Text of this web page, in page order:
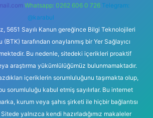
Whatsapp: 0262 606 0 726 Telegram:
@karabul
5651 Sayılı Kanun gereğince Bilgi Teknolojileri
tarafından onaylanmış bir Yer Sağlayıcı
Bu nedenle, sitedeki içerikleri proaktif
araştırma yükümlülüğümüz bulunmamaktadır.
içeriklerin sorumluluğunu taşımakta olup,
sorumluluğu kabul etmiş sayılırlar. Bu internet
kurum veya şahıs şirketi ile hiçbir bağlantısı
yalnızca kendi hazırladığımız makaleler